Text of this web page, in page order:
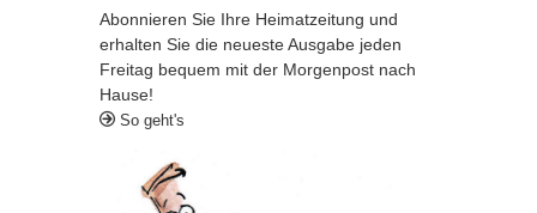
Abonnieren Sie Ihre Heimatzeitung und
erhalten Sie die neueste Ausgabe jeden
Freitag bequem mit der Morgenpost nach
Hause!
So geht's